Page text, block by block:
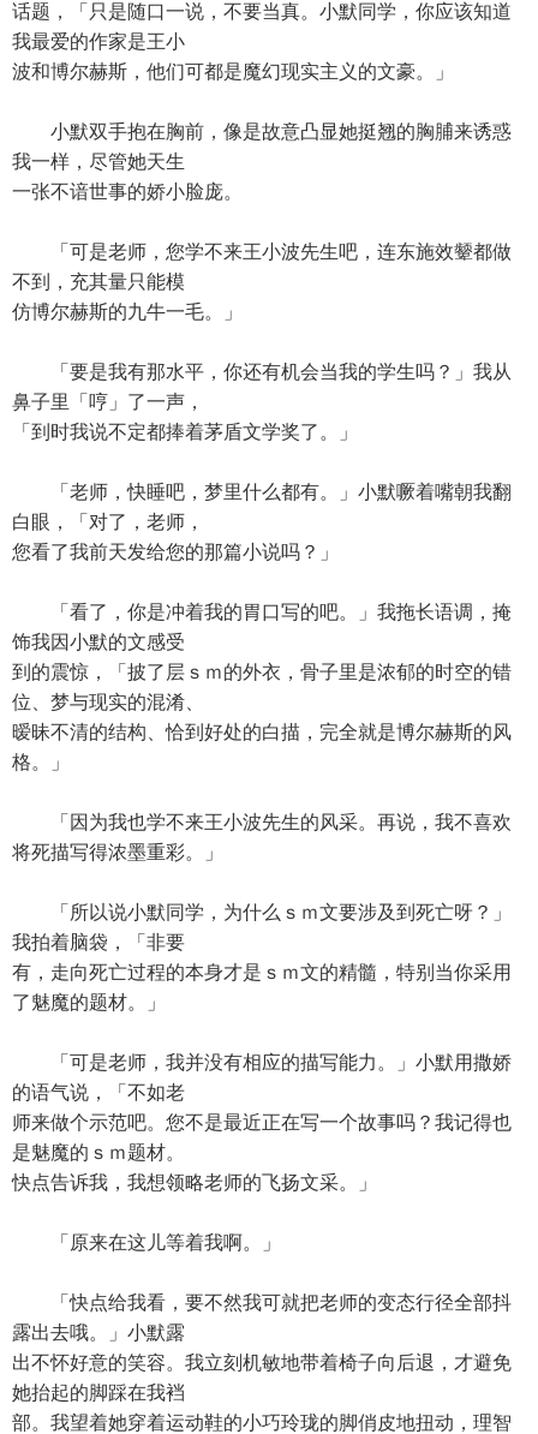
话题，「只是随口一说，不要当真。小默同学，你应该知道
我最爱的作家是王小
波和博尔赫斯，他们可都是魔幻现实主义的文豪。」
小默双手抱在胸前，像是故意凸显她挺翘的胸脯来诱惑
我一样，尽管她天生
一张不谙世事的娇小脸庞。
「可是老师，您学不来王小波先生吧，连东施效颦都做
不到，充其量只能模
仿博尔赫斯的九牛一毛。」
「要是我有那水平，你还有机会当我的学生吗？」我从
鼻子里「哼」了一声，
「到时我说不定都捧着茅盾文学奖了。」
「老师，快睡吧，梦里什么都有。」小默噘着嘴朝我翻
白眼，「对了，老师，
您看了我前天发给您的那篇小说吗？」
「看了，你是冲着我的胃口写的吧。」我拖长语调，掩
饰我因小默的文感受
到的震惊，「披了层ｓｍ的外衣，骨子里是浓郁的时空的错
位、梦与现实的混淆、
暧昧不清的结构、恰到好处的白描，完全就是博尔赫斯的风
格。」
「因为我也学不来王小波先生的风采。再说，我不喜欢
将死描写得浓墨重彩。」
「所以说小默同学，为什么ｓｍ文要涉及到死亡呀？」
我拍着脑袋，「非要
有，走向死亡过程的本身才是ｓｍ文的精髓，特别当你采用
了魅魔的题材。」
「可是老师，我并没有相应的描写能力。」小默用撒娇
的语气说，「不如老
师来做个示范吧。您不是最近正在写一个故事吗？我记得也
是魅魔的ｓｍ题材。
快点告诉我，我想领略老师的飞扬文采。」
「原来在这儿等着我啊。」
「快点给我看，要不然我可就把老师的变态行径全部抖
露出去哦。」小默露
出不怀好意的笑容。我立刻机敏地带着椅子向后退，才避免
她抬起的脚踩在我裆
部。我望着她穿着运动鞋的小巧玲珑的脚俏皮地扭动，理智